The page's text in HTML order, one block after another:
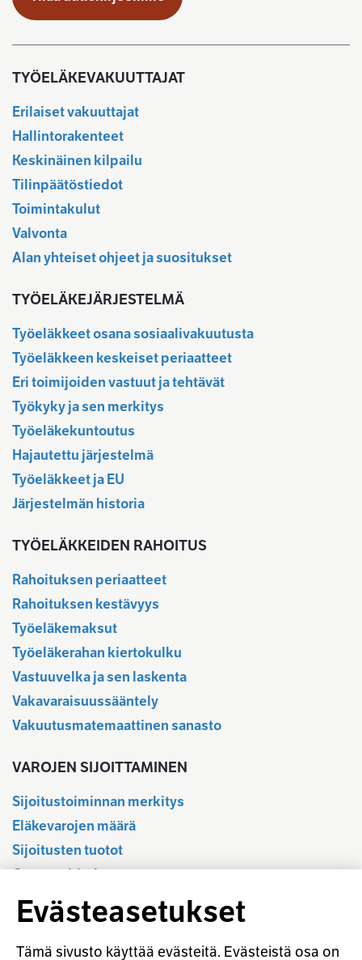
TYÖELÄKEVAKUUTTAJAT
Erilaiset vakuuttajat
Hallintorakenteet
Keskinäinen kilpailu
Tilinpäätöstiedot
Toimintakulut
Valvonta
Alan yhteiset ohjeet ja suositukset
TYÖELÄKEJÄRJESTELMÄ
Työeläkkeet osana sosiaalivakuutusta
Työeläkkeen keskeiset periaatteet
Eri toimijoiden vastuut ja tehtävät
Työkyky ja sen merkitys
Työeläkekuntoutus
Hajautettu järjestelmä
Työeläkkeet ja EU
Järjestelmän historia
TYÖELÄKKEIDEN RAHOITUS
Rahoituksen periaatteet
Rahoituksen kestävyys
Työeläkemaksut
Työeläkerahan kiertokulku
Vastuuvelka ja sen laskenta
Vakavaraisuussääntely
Vakuutusmatemaattinen sanasto
VAROJEN SIJOITTAMINEN
Sijoitustoiminnan merkitys
Eläkevarojen määrä
Sijoitusten tuotot
Osavuositiedot
Tilastotietokanta
Sijoitustoiminnan sääntely
Vastuullinen sijoittaminen
Evästeasetukset
Tämä sivusto käyttää evästeitä. Evästeistä osa on